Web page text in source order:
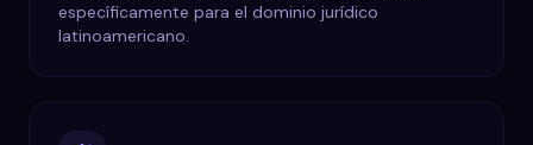
específicamente para el dominio jurídico
latinoamericano.